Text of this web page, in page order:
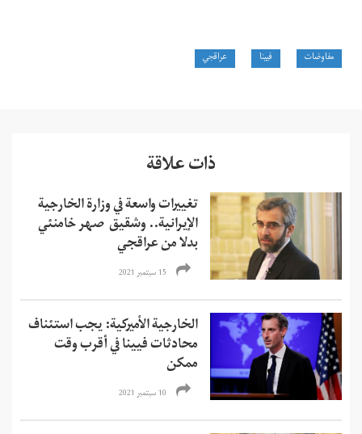
مفاوضات فيينا عراقجي
ذات علاقة
تغييرات واسعة في وزارة الخارجية
الإيرانية.. وشقيق صهر خامنئي
بدلا من عراقجي
15 سبتمبر 2021
الخارجية الأميركية: يجب استئناف
محادثات فيينا في أقرب وقت
ممكن
10 سبتمبر 2021